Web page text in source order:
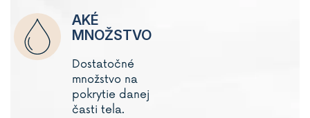
AKÉ
MNOŽSTVO
Dostatočné
množstvo na
pokrytie danej
časti tela.